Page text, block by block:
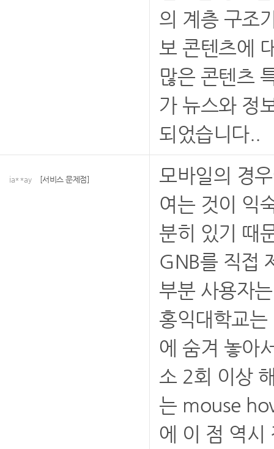
의 계층 구조
보 콘텐츠에
많은 콘텐츠
가 뉴스와 정
되었습니다..
ia**ay [서비스 문제점]
모바일의 경
여는 것이 익
분히 있기 때
GNB를 직접
부분 사용자
홍익대학교
에 숨겨 놓아
소 2회 이상
는 mouse
에 이 점 역시